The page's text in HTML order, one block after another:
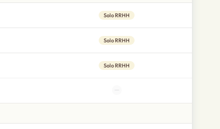
Solo RRHH
Solo RRHH
Solo RRHH